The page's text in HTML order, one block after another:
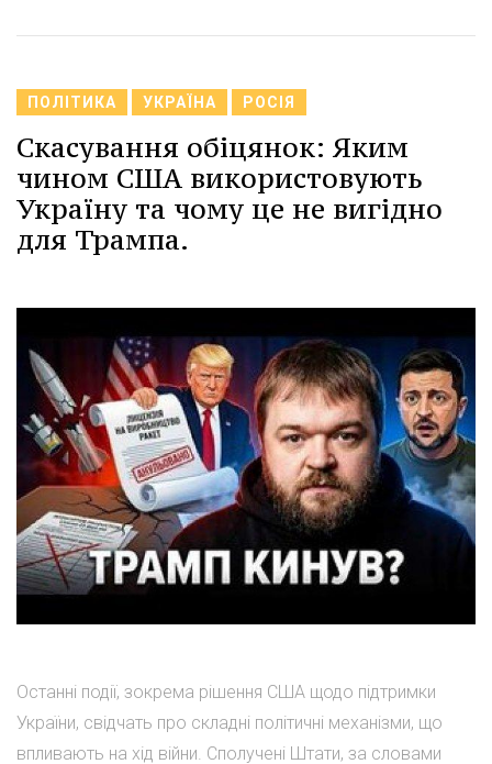
ПОЛІТИКА УКРАЇНА РОСІЯ
Скасування обіцянок: Яким
чином США використовують
Україну та чому це не вигідно
для Трампа.
Останні події, зокрема рішення США щодо підтримки
України, свідчать про складні політичні механізми, що
впливають на хід війни. Сполучені Штати, за словами